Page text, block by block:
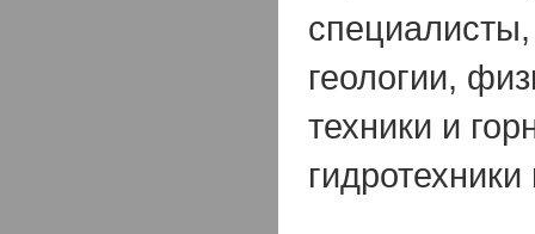
геологии,
техники и